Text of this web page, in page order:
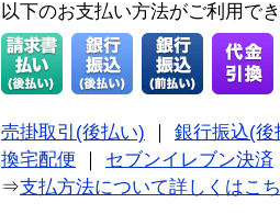
以下のお支払い方法がご利用で
売掛取引(後払い)
銀行振込(後
換宅配便
セブンイレブン決済
⇒支払方法について詳しくはこ